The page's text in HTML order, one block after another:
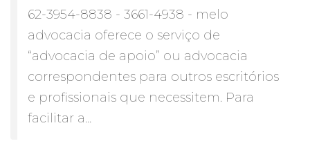
62-3954-8838 - 3661-4938 - melo
advocacia oferece o serviço de
“advocacia de apoio” ou advocacia
correspondentes para outros escritórios
e profissionais que necessitem. Para
facilitar a...